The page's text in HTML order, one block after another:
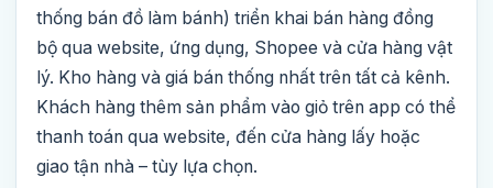
thống bán đồ làm bánh) triển khai bán hàng đồng
bộ qua website, ứng dụng, Shopee và cửa hàng vật
lý. Kho hàng và giá bán thống nhất trên tất cả kênh.
Khách hàng thêm sản phẩm vào giỏ trên app có thể
thanh toán qua website, đến cửa hàng lấy hoặc
giao tận nhà – tùy lựa chọn.